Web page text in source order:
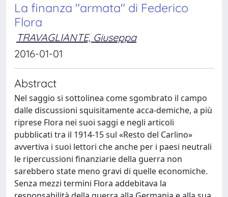
La finanza "armata" di Federico
Flora
TRAVAGLIANTE, Giuseppa
2016-01-01
Abstract
Nel saggio si sottolinea come sgombrato il campo
dalle discussioni squisitamente acca-demiche, a più
riprese Flora nei suoi saggi e negli articoli
pubblicati tra il 1914-15 sul «Resto del Carlino»
avvertiva i suoi lettori che anche per i paesi neutrali
le ripercussioni finanziarie della guerra non
sarebbero state meno gravi di quelle economiche.
Senza mezzi termini Flora addebitava la